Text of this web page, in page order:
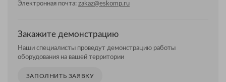
Электронная почта: zakaz@eskomp.ru
Закажите демонстрацию
Наши специалисты проведут демонстрацию работы
оборудования на вашей территории
ЗАПОЛНИТЬ ЗАЯВКУ